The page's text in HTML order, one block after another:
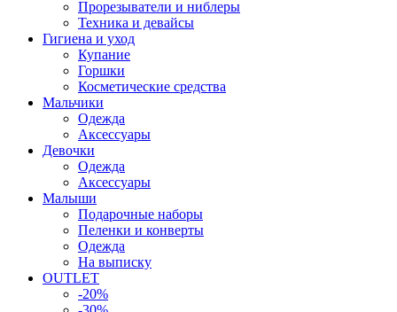
Прорезыватели и ниблеры
Техника и девайсы
Гигиена и уход
Купание
Горшки
Косметические средства
Мальчики
Одежда
Аксессуары
Девочки
Одежда
Аксессуары
Малыши
Подарочные наборы
Пеленки и конверты
Одежда
На выписку
OUTLET
-20%